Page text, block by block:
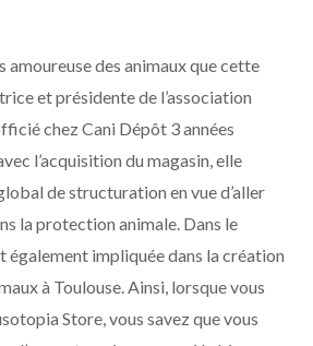
des animaux que cette
et présidente de l’association
chez Cani Dépôt 3 années
l’acquisition du magasin, elle
de structuration en vue d’aller
la protection animale. Dans le
également impliquée dans la création
à Toulouse. Ainsi, lorsque vous
Store, vous savez que vous